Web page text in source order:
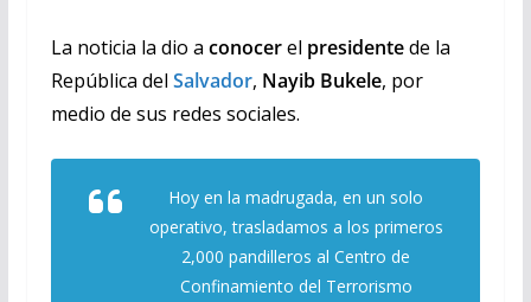
La noticia la dio a conocerel presidentede la
República del Salvador, Nayib Bukele, por
medio de sus redes sociales.
Hoy en la madrugada, en un solo
operativo, trasladamos a los primeros
2,000 pandilleros al Centro de
Confinamiento del Terrorismo